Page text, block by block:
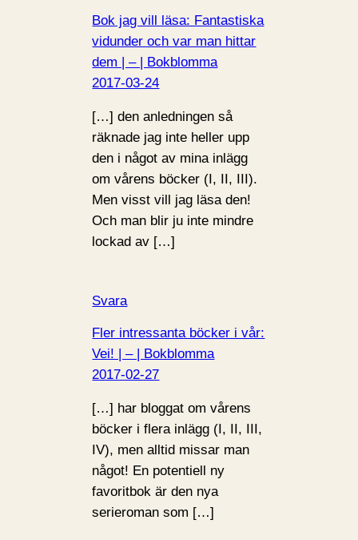
Bok jag vill läsa: Fantastiska
vidunder och var man hittar
dem | – | Bokblomma
2017-03-24
[…] den anledningen så
räknade jag inte heller upp
den i något av mina inlägg
om vårens böcker (I, II, III).
Men visst vill jag läsa den!
Och man blir ju inte mindre
lockad av […]
Svara
Fler intressanta böcker i vår:
Vei! | – | Bokblomma
2017-02-27
[…] har bloggat om vårens
böcker i flera inlägg (I, II, III,
IV), men alltid missar man
något! En potentiell ny
favoritbok är den nya
serieroman som […]